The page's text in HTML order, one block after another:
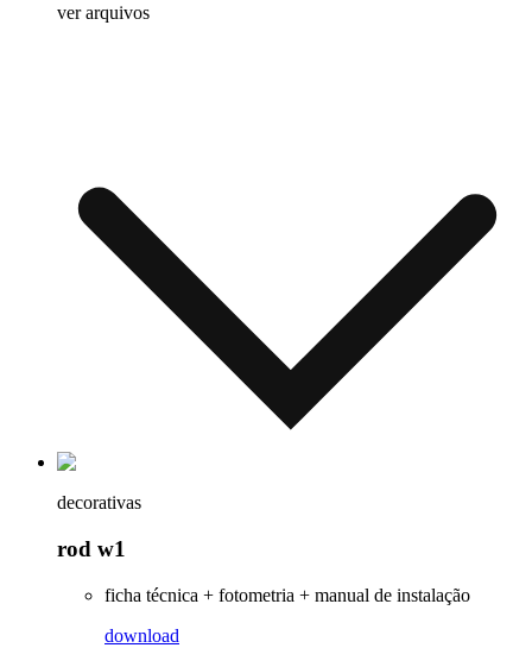
ver arquivos
decorativas
rod w1
ficha técnica + fotometria + manual de instalação
download